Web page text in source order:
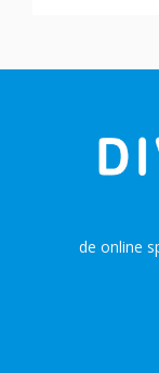
de online